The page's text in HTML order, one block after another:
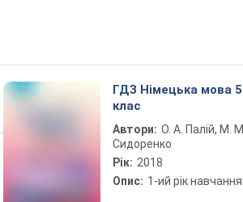
ГДЗ Німецька мова 5
клас
Автори: О. А. Палій, М. М.
Сидоренко
Рік: 2018
Опис: 1-ий рік навчання